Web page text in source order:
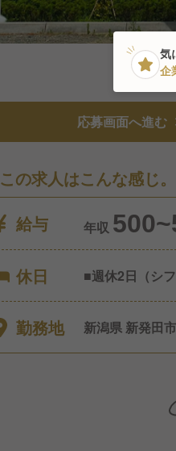
応募画面へ進む
この求人はこんな感じ。
給与
年収
休日
■週休2日（シ
す。 充実した
の支給有！）
勤務地 新潟県 新発田市
気
企